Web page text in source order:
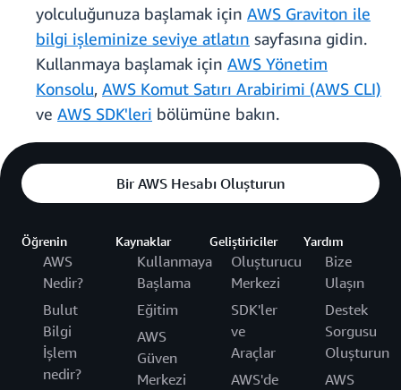
yolculuğunuza başlamak için AWS Graviton ile
bilgi işleminize seviye atlatın sayfasına gidin.
Kullanmaya başlamak için AWS Yönetim
Konsolu, AWS Komut Satırı Arabirimi (AWS CLI)
ve AWS SDK'leri bölümüne bakın.
Bir AWS Hesabı Oluşturun
Öğrenin
AWS
Nedir?
Bulut
Bilgi
İşlem
nedir?
Kaynaklar
Kullanmaya
Başlama
Eğitim
AWS
Güven
Merkezi
Geliştiriciler
Oluşturucu
Merkezi
SDK'ler
ve
Araçlar
AWS'de
Yardım
Bize
Ulaşın
Destek
Sorgusu
Oluşturun
AWS